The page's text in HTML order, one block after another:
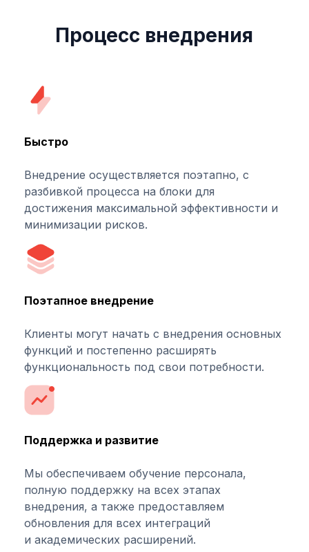
Процесс внедрения
Быстро
Внедрение осуществляется поэтапно, с
разбивкой процесса на блоки для
достижения максимальной эффективности и
минимизации рисков.
Поэтапное внедрение
Клиенты могут начать с внедрения основных
функций и постепенно расширять
функциональность под свои потребности.
Поддержка и развитие
Мы обеспечиваем обучение персонала,
полную поддержку на всех этапах
внедрения, а также предоставляем
обновления для всех интеграций
и академических расширений.